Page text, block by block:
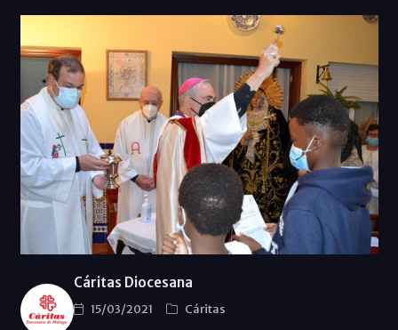
Cáritas Diocesana
15/03/2021
Cáritas